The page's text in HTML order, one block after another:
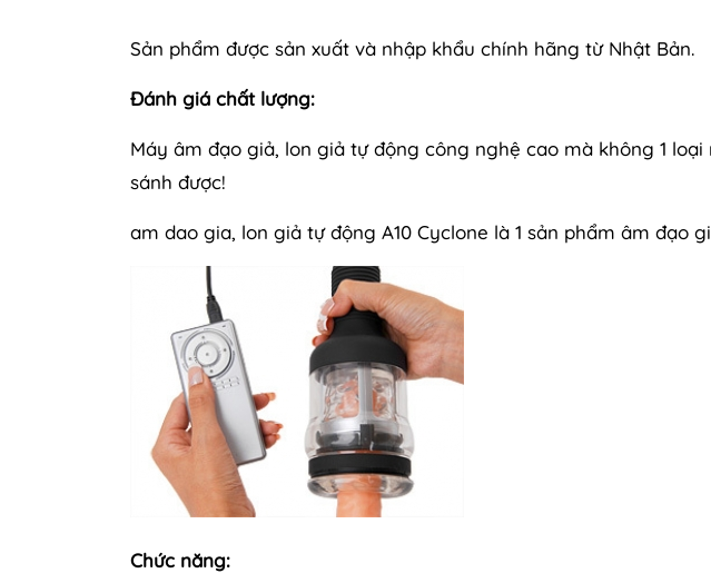
Sản phẩm được sản xuất và nhập khẩu chính hãng từ Nhật Bản.
Đánh giá chất lượng:
Máy âm đạo giả, lon giả tự động công nghệ cao mà không 1
sánh được!
am dao gia, lon giả tự động A10 Cyclone là 1 sản phẩm âm đạo
Chức năng: